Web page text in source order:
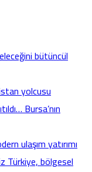
bütüncül
yolcusu
Bursa’nın
ulaşım yatırımı
Türkiye, bölgesel